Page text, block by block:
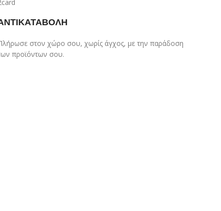
στον χώρο σου, χωρίς άγχος, με την παράδοση
προϊόντων σου.